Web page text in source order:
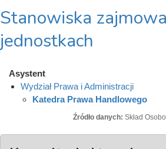
Stanowiska
jednostkach
Asystent
Wydział Prawa i Administracji
Katedra Prawa Handlowego
Źródło danych: Skład